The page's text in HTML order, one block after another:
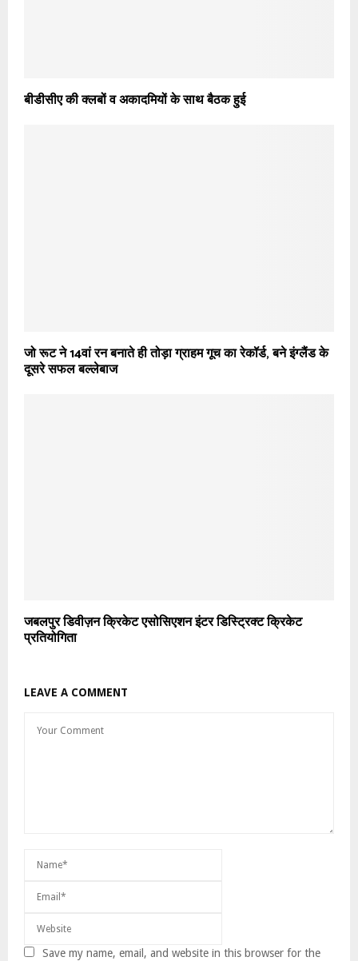
बीडीसीए की क्लबों व अकादमियों के साथ बैठक हुई
जो रूट ने 14वां रन बनाते ही तोड़ा ग्राहम गूच का रेकॉर्ड, बने इंग्लैंड के
दूसरे सफल बल्लेबाज
जबलपुर डिवीज़न क्रिकेट एसोसिएशन इंटर डिस्ट्रिक्ट क्रिकेट
प्रतियोगिता
LEAVE A COMMENT
Save my name, email, and website in this browser for the